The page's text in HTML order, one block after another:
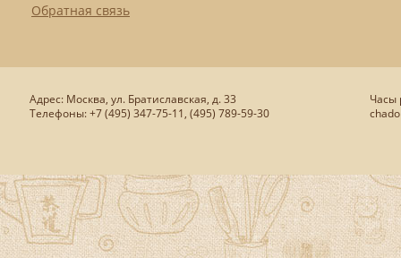
Обратная связь
Адрес: Москва, ул. Братиславская, д. 33
Телефоны: +7 (495) 347-75-11, (495) 789-59-30
Часы